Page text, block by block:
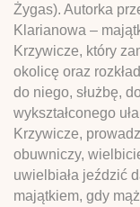
Żygas). Autorka
Klarianowa –
Krzywicze, który
okolicę oraz
do niego, służbę,
wykształconego
Krzywicze,
obuwniczy,
uwielbiała jeździć
majątkiem, gdy